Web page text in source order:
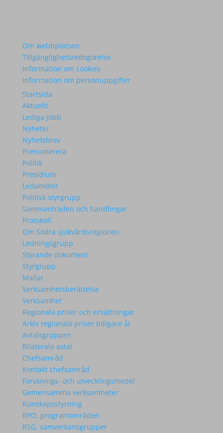
Om webbplatsen
Tillgänglighetsredogörelse
Information om cookies
Information om personuppgifter
Startsida
Aktuellt
Lediga jobb
Nyheter
Nyhetsbrev
Prenumerera
Politik
Presidium
Ledamöter
Politisk styrgrupp
Sammanträden och handlingar
Protokoll
Om Södra sjukvårdsregionen
Ledningsgrupp
Styrande dokument
Styrgrupp
Mallar
Verksamhetsberättelse
Verksamhet
Regionala priser och ersättningar
Arkiv regionala priser tidigare år
Avtalsgruppen
Bilaterala avtal
Chefsamråd
Kontakt chefsamråd
Forsknings- och utvecklingsmedel
Gemensamma verksamheter
Kunskapsstyrning
RPO, programområden
RSG, samverkansgrupper